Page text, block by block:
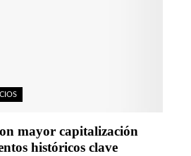
mayor capitalización
históricos clave